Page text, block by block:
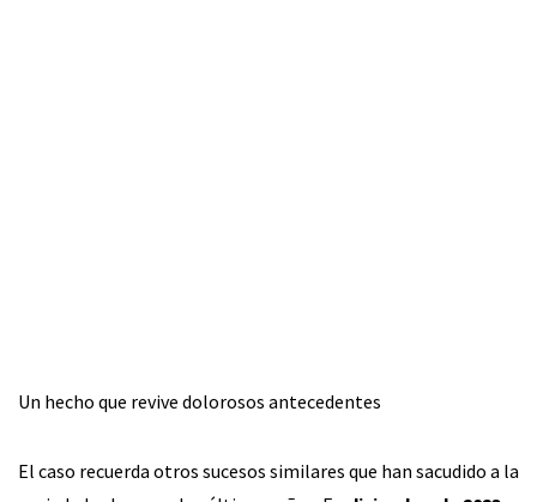
Un hecho que revive dolorosos antecedentes
El caso recuerda otros sucesos similares que han sacudido a la